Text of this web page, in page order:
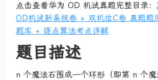
点击查看华为 OD 机试真题完整目录：
OD机试新系统卷 + 双机位C卷 真题题
题库 + 逐点算法考点详解
题目描述
n 个魔法石围成一个环形（即第 n 个